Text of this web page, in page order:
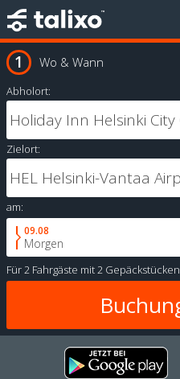
Wo & Wann
Abholort:
Zielort:
am:
09.08
Morgen
Für2 Fahrgäste mit2 Gepäckstücken